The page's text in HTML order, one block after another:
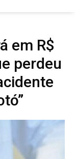
em R$
perdeu